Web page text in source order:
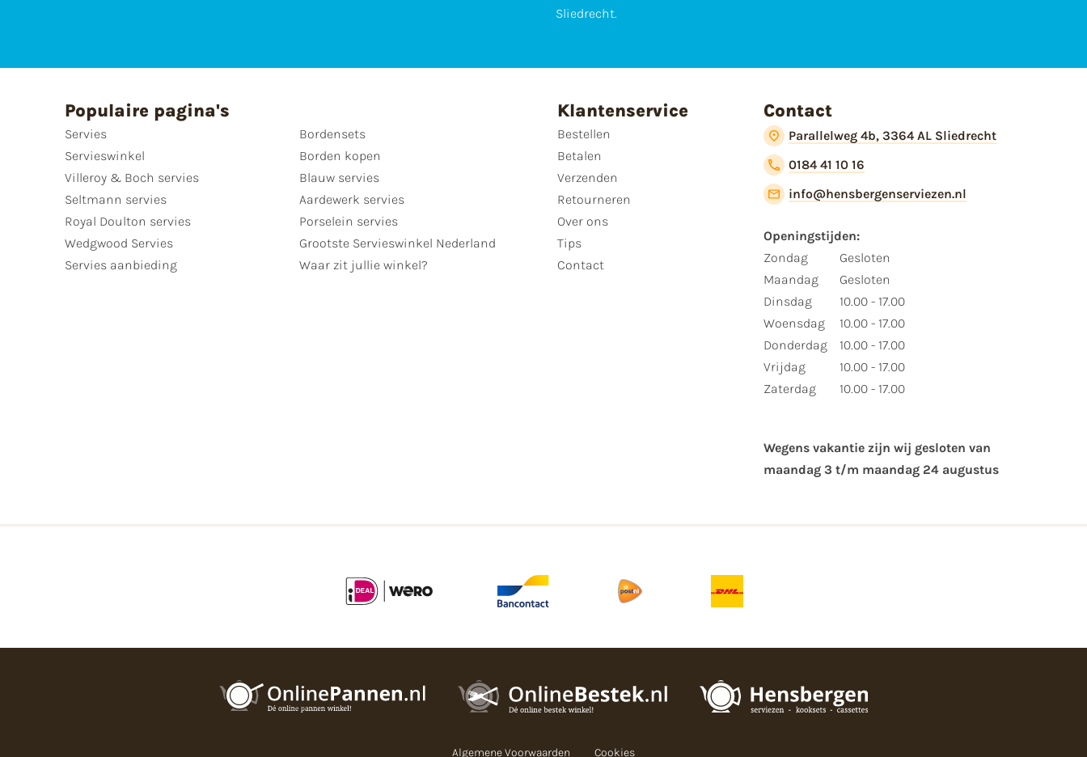
Sliedrecht.
Populaire pagina's
Servies
Servieswinkel
Villeroy & Boch servies
Seltmann servies
Royal Doulton servies
Wedgwood Servies
Servies aanbieding
Bordensets
Borden kopen
Blauw servies
Aardewerk servies
Porselein servies
Grootste Servieswinkel Nederland
Waar zit jullie winkel?
Klantenservice
Bestellen
Betalen
Verzenden
Retourneren
Over ons
Tips
Contact
Contact
Parallelweg 4b, 3364 AL Sliedrecht
0184 41 10 16
info@hensbergenserviezen.nl
Openingstijden:
Zondag
Maandag
Dinsdag
Woensdag
Donderdag
Vrijdag
Zaterdag
Gesloten
Gesloten
10.00 - 17.00
10.00 - 17.00
10.00 - 17.00
10.00 - 17.00
10.00 - 17.00
Wegens vakantie zijn wij gesloten van ​
maandag 3 t/m maandag 24 augustus
Algemene Voorwaarden Cookies